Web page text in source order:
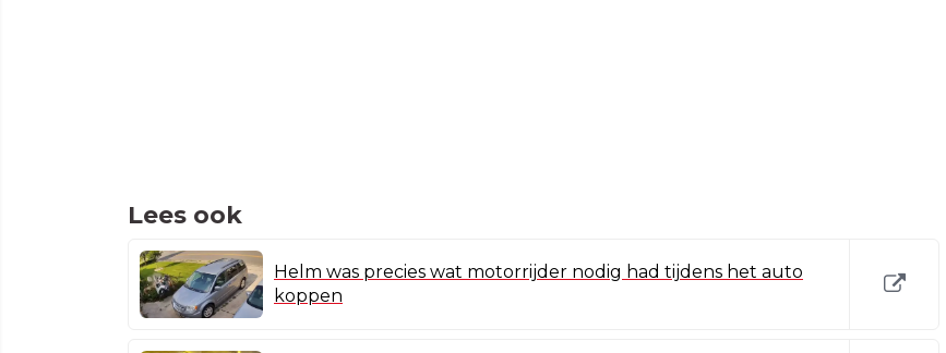
Lees ook
Helm was precies wat motorrijder nodig had tijdens het auto
koppen